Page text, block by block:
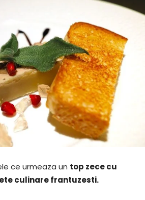
ce urmeaza un top zece cu
culinare frantuzesti.